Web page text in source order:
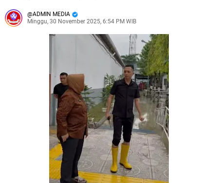
ADMIN MEDIA
Minggu, 30 November 2025, 6:54 PM WIB